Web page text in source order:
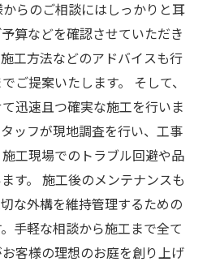
らのご相談にはしっかりと耳
算などを確認させていただき
工方法などのアドバイスも行
ご提案いたします。 そして、
迅速且つ確実な施工を行いま
ッフが現地調査を行い、工事
工現場でのトラブル回避や品
す。 施工後のメンテナンスも
な外構を維持管理するための
手軽な相談から施工まで全て
客様の理想のお庭を創り上げ